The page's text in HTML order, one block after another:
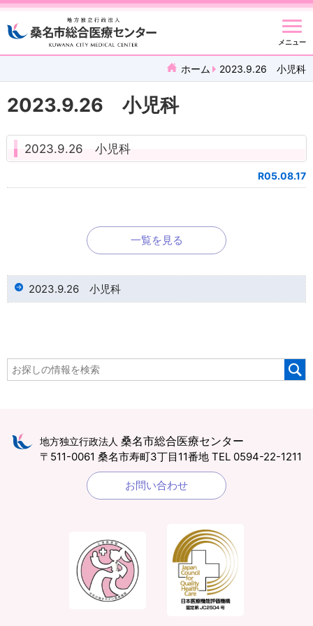
メニュー
ホーム 2023.9.26 小児科
2023.9.26 小児科
2023.9.26 小児科
R05.08.17
一覧を見る
2023.9.26 小児科
地方独立行政法人 桑名市総合医療センター
〒511-0061 桑名市寿町3丁目11番地 TEL 0594-22-1211
お問い合わせ